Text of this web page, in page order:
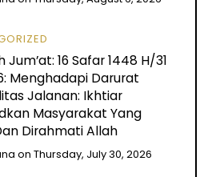
Jum’at: 16 Safar 1448 H/31
Menghadapi Darurat
Jalanan: Ikhtiar
Masyarakat Yang
Dirahmati Allah
onThursday, July 30, 2026